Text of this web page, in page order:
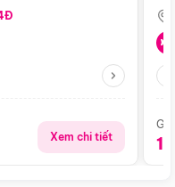
Xem chi tiết